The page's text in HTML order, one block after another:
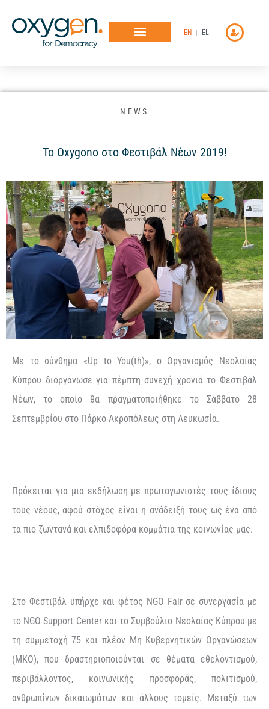
στο
περιεχόμενο
EN EL
NEWS
To Οxygono στο Φεστιβάλ Νέων 2019!
Με το σύνθημα «Up to You(th)», ο Οργανισμός Νεολαίας
Κύπρου διοργάνωσε για πέμπτη συνεχή χρονιά το Φεστιβάλ
Νέων, το οποίο θα πραγματοποιήθηκε το Σάββατο 28
Σεπτεμβρίου στο Πάρκο Ακροπόλεως στη Λευκωσία.
Πρόκειται για μια εκδήλωση με πρωταγωνιστές τους ίδιους
τους νέους, αφού στόχος είναι η ανάδειξή τους ως ένα από
τα πιο ζωντανά και ελπιδοφόρα κομμάτια της κοινωνίας μας.
Στο Φεστιβάλ υπήρχε και φέτος NGO Fair σε συνεργασία με
το NGO Support Center και το Συμβούλιο Νεολαίας Κύπρου με
τη συμμετοχή 75 και πλέον Μη Κυβερνητικών Οργανώσεων
(ΜΚΟ), που δραστηριοποιούνται σε θέματα εθελοντισμού,
περιβάλλοντος, κοινωνικής προσφοράς, πολιτισμού,
ανθρωπίνων δικαιωμάτων και άλλους τομείς. Μεταξύ των